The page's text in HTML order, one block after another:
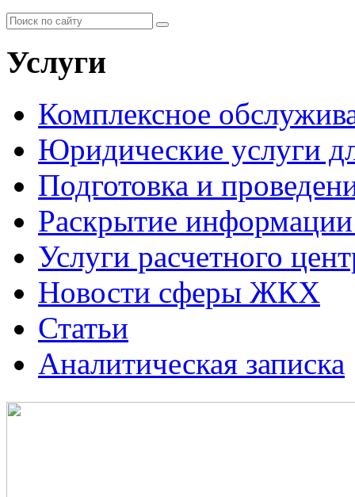
Услуги
Комплексное
Юридические
Подготовка и
Раскрытие
Услуги расчетного
Новости сферы ЖКХ
Статьи
Аналитическая записка